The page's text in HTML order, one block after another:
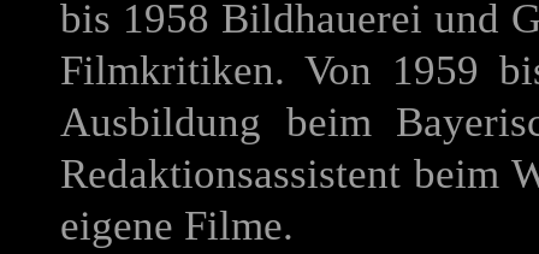
bis 1958 Bildhauerei und
Filmkritiken. Von 1959
Ausbildung beim
Redaktionsassistent beim
eigene Filme.